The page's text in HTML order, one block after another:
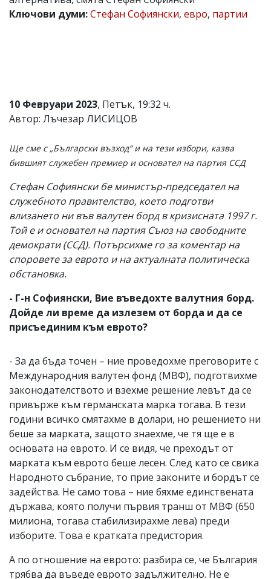
Коментарите
редакцията
не
носи
за
тях!
Ако
обиден
за
коментар,
моля
сигнализирайте
ни!
Ключови думи:Стефан Софиянски, евро, партии
10 Февруари 2023, Петък, 19:32 ч.
Автор: Лъчезар ЛИСИЦОВ
Ще сме с „Български възход“ и на тези избори, казва
бившият служебен премиер и основател на партия ССД
Стефан Софиянски бе министър-председател на
служебното правителство, което подготви
влизането ни във валутен борд в кризисната 1997 г.
Той е и основател на партия Съюз на свободните
демократи (ССД). Потърсихме го за коментар на
споровете за еврото и на актуалната политическа
обстановка.
- Г-н Софиянски, Вие въведохте валутния борд.
Дойде ли време да излезем от борда и да се
присъединим към еврото?
- За да бъда точен – ние проведохме преговорите с
Международния валутен фонд (МВФ), подготвихме
законодателството и взехме решение левът да се
привърже към германската марка тогава. В тези
години всичко смятахме в долари, но решението ни
беше за марката, защото знаехме, че тя ще е в
основата на еврото. И се видя, че преходът от
марката към еврото беше лесен. След като се свика
Народното събрание, то прие законите и бордът се
задейства. Не само това – ние бяхме единствената
държава, която получи първия транш от МВФ (650
милиона, тогава стабилизирахме лева) преди
изборите. Това е кратката предистория.
А по отношение на еврото: разбира се, че България
трябва да въведе еврото задължително. Не е